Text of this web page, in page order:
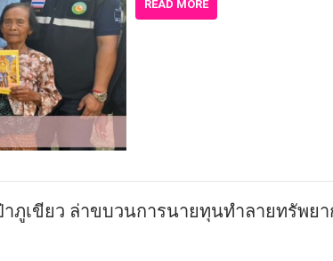
READ MORE
ภูเขียว ล่าขบวนการนายทุนทำลายทรัพย